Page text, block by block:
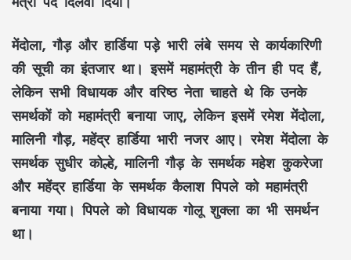
मेंदोला, गौड़ और हार्डिया पड़े भारी लंबे समय से कार्यकारिणी
की सूची का इंतजार था। इसमें महामंत्री के तीन ही पद हैं,
लेकिन सभी विधायक और वरिष्ठ नेता चाहते थे कि उनके
समर्थकों को महामंत्री बनाया जाए, लेकिन इसमें रमेश मेंदोला,
मालिनी गौड़, महेंद्र हार्डिया भारी नजर आए। रमेश मेंदोला के
समर्थक सुधीर कोल्हे, मालिनी गौड़ के समर्थक महेश कुकरेजा
और महेंद्र हार्डिया के समर्थक कैलाश पिपले को महामंत्री
बनाया गया। पिपले को विधायक गोलू शुक्ला का भी समर्थन
था।